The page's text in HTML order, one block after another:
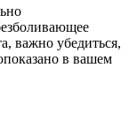
важно убедиться,
в вашем